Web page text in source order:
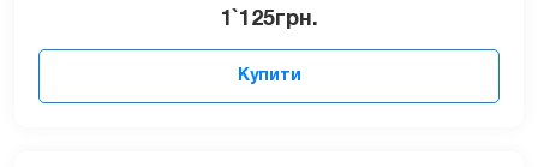
1`125грн.
Купити